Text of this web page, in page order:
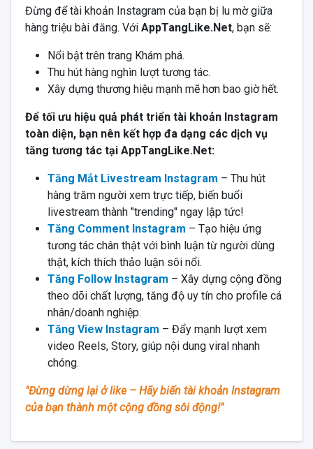
Đừng để tài khoản Instagram của bạn bị lu mờ giữa
hàng triệu bài đăng. Với AppTangLike.Net, bạn sẽ:
Nổi bật trên trang Khám phá.
Thu hút hàng nghìn lượt tương tác.
Xây dựng thương hiệu mạnh mẽ hơn bao giờ hết.
Để tối ưu hiệu quả phát triển tài khoản Instagram
toàn diện, bạn nên kết hợp đa dạng các dịch vụ
tăng tương tác tại AppTangLike.Net:
Tăng Mắt Livestream Instagram – Thu hút
hàng trăm người xem trực tiếp, biến buổi
livestream thành "trending" ngay lập tức!
Tăng Comment Instagram – Tạo hiệu ứng
tương tác chân thật với bình luận từ người dùng
thật, kích thích thảo luận sôi nổi.
Tăng Follow Instagram – Xây dựng cộng đồng
theo dõi chất lượng, tăng độ uy tín cho profile cá
nhân/doanh nghiệp.
Tăng View Instagram – Đẩy mạnh lượt xem
video Reels, Story, giúp nội dung viral nhanh
chóng.
"Đừng dừng lại ở like – Hãy biến tài khoản Instagram
của bạn thành một cộng đồng sôi động!"